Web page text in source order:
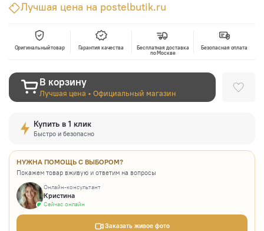
Лучшая цена на postelbutik.ru
Оригинальный товар Гарантия качества
Бесплатная доставка
по Москве
Безопасная оплата
В корзину
Лучшая цена • Официальный магазин
Купить в 1 клик
Быстро и безопасно
НУЖНА ПОМОЩЬ С ВЫБОРОМ?
Покажем товар вживую и ответим на вопросы
Онлайн-консультант
Кристина
Сейчас онлайн
Заказать живое фото